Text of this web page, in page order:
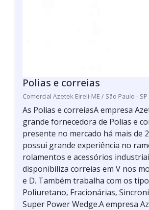
Polias e correias
Comercial Azetek Eireli-ME / São Paulo - SP
As Polias e correiasA empresa
grande fornecedora de Polias e
presente no mercado há mais de
possui grande experiência no
rolamentos e acessórios
disponibiliza correias em V nos
e D. Também trabalha com os
Poliuretano, Fracionárias,
Super Power Wedge.A empresa